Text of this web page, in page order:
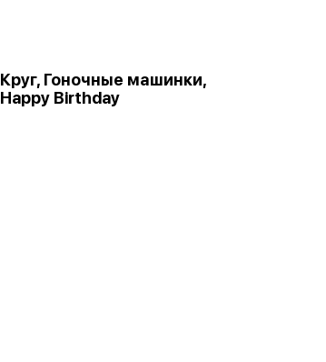
Круг, Гоночные машинки,
Happy Birthday